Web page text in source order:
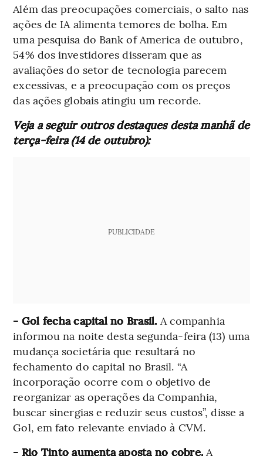
Além das preocupações comerciais, o salto nas
ações de IA alimenta temores de bolha. Em
uma pesquisa do Bank of America de outubro,
54% dos investidores disseram que as
avaliações do setor de tecnologia parecem
excessivas, e a preocupação com os preços
das ações globais atingiu um recorde.
Veja a seguir outros destaques desta manhã de
terça-feira (14 de outubro):
PUBLICIDADE
- Gol fecha capital no Brasil. A companhia
informou na noite desta segunda-feira (13) uma
mudança societária que resultará no
fechamento do capital no Brasil. “A
incorporação ocorre com o objetivo de
reorganizar as operações da Companhia,
buscar sinergias e reduzir seus custos”, disse a
Gol, em fato relevante enviado à CVM.
- Rio Tinto aumenta aposta no cobre. A